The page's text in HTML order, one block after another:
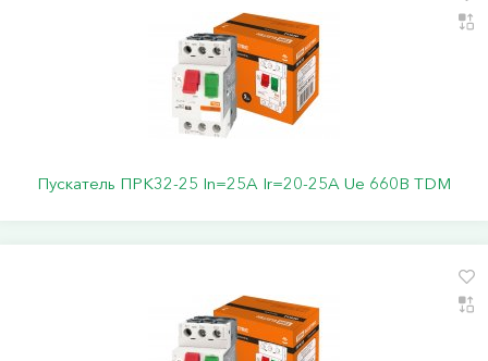
Пускатель ПРК32-25 In=25A Ir=20-25A Ue 660В TDM